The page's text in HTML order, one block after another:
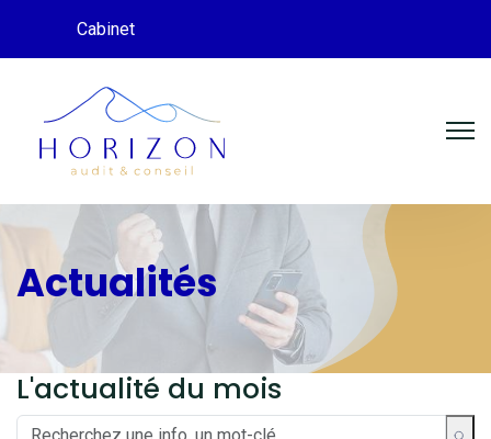
Cabinet
Actualités
L'actualité du mois